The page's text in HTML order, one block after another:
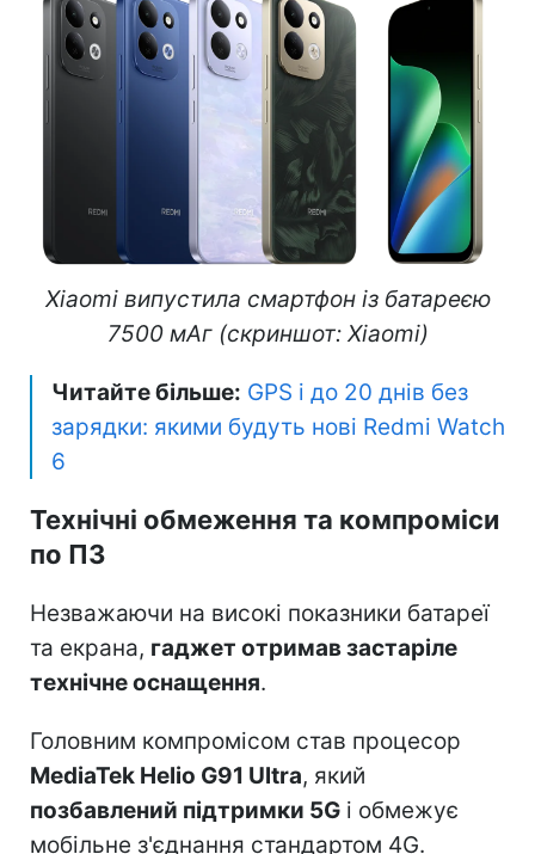
Xiaomi випустила смартфон із батареєю
7500 мАг (скриншот: Xiaomi)
Читайте більше: GPS і до 20 днів без
зарядки: якими будуть нові Redmi Watch
6
Технічні обмеження та компроміси
по ПЗ
Незважаючи на високі показники батареї
та екрана, гаджет отримав застаріле
технічне оснащення.
Головним компромісом став процесор
MediaTek Helio G91 Ultra, який
позбавлений підтримки 5G і обмежує
мобільне з'єднання стандартом 4G.